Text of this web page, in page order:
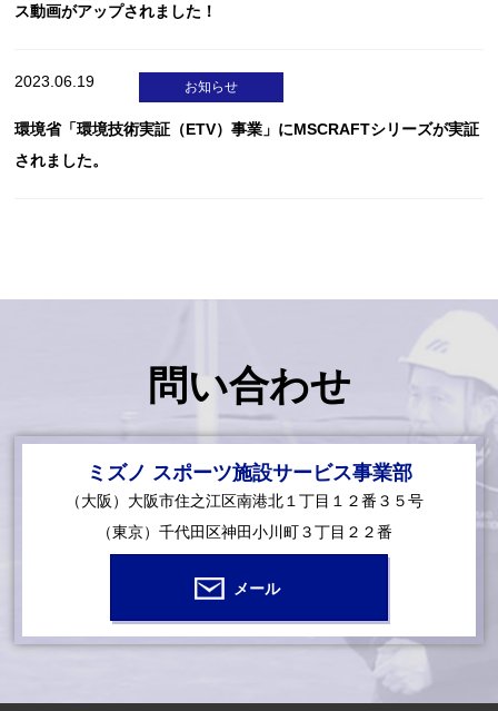
ス動画がアップされました！
2023.06.19 お知らせ
環境省「環境技術実証（ETV）事業」にMSCRAFTシリーズが実証
されました。
問い合わせ
ミズノ スポーツ施設サービス事業部
（大阪）大阪市住之江区南港北１丁目１２番３５号
（東京）千代田区神田小川町３丁目２２番
メール